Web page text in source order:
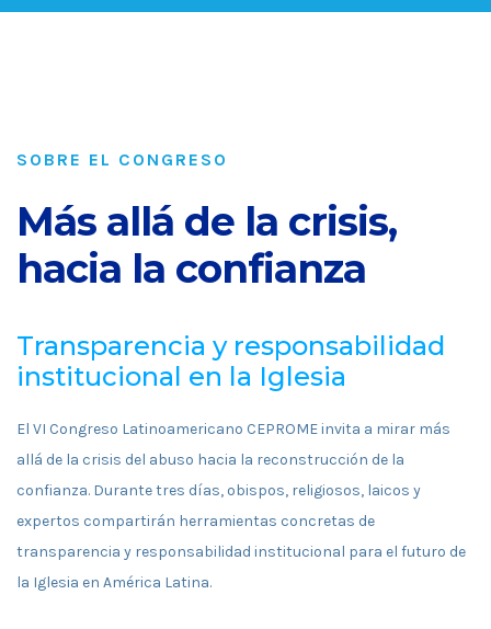
SOBRE EL CONGRESO
Más allá de la crisis,
hacia la confianza
Transparencia y responsabilidad
institucional en la Iglesia
El VI Congreso Latinoamericano CEPROME invita a mirar más
allá de la crisis del abuso hacia la reconstrucción de la
confianza. Durante tres días, obispos, religiosos, laicos y
expertos compartirán herramientas concretas de
transparencia y responsabilidad institucional para el futuro de
la Iglesia en América Latina.